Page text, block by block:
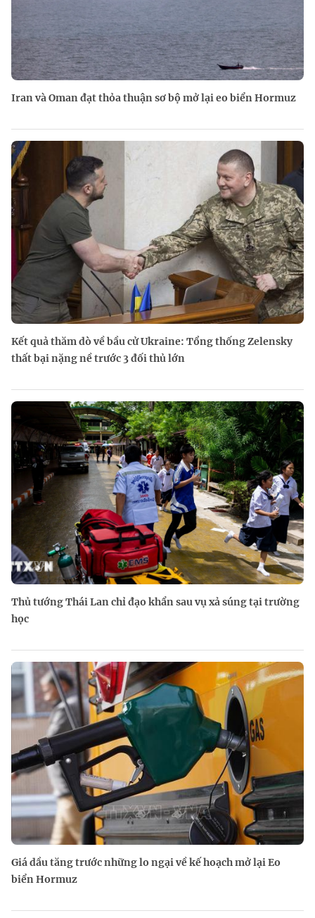
Iran và Oman đạt thỏa thuận sơ bộ mở lại eo biển Hormuz
Kết quả thăm dò về bầu cử Ukraine: Tổng thống Zelensky
thất bại nặng nề trước 3 đối thủ lớn
Thủ tướng Thái Lan chỉ đạo khẩn sau vụ xả súng tại trường
học
Giá dầu tăng trước những lo ngại về kế hoạch mở lại Eo
biển Hormuz